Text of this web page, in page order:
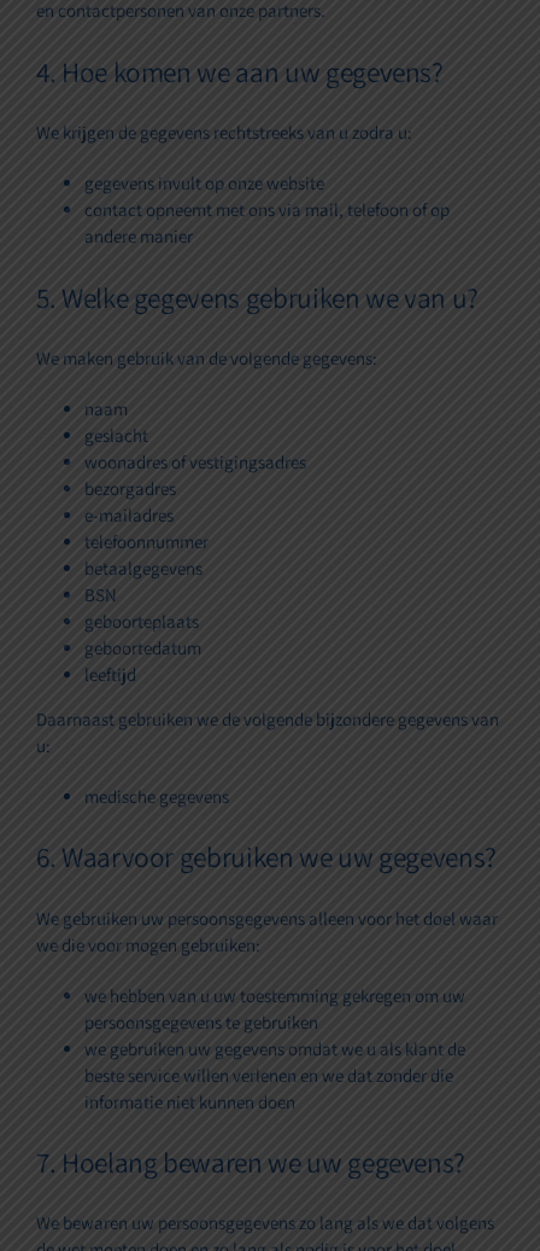
en contactpersonen van onze partners.
4. Hoe komen we aan uw gegevens?
We krijgen de gegevens rechtstreeks van u zodra u:
gegevens invult op onze website
contact opneemt met ons via mail, telefoon of op
andere manier
5. Welke gegevens gebruiken we van u?
We maken gebruik van de volgende gegevens:
naam
geslacht
woonadres of vestigingsadres
bezorgadres
e-mailadres
telefoonnummer
betaalgegevens
BSN
geboorteplaats
geboortedatum
leeftijd
Daarnaast gebruiken we de volgende bijzondere gegevens van
u:
medische gegevens
6. Waarvoor gebruiken we uw gegevens?
We gebruiken uw persoonsgegevens alleen voor het doel waar
we die voor mogen gebruiken:
we hebben van u uw toestemming gekregen om uw
persoonsgegevens te gebruiken
we gebruiken uw gegevens omdat we u als klant de
beste service willen verlenen en we dat zonder die
informatie niet kunnen doen
7. Hoelang bewaren we uw gegevens?
We bewaren uw persoonsgegevens zo lang als we dat volgens